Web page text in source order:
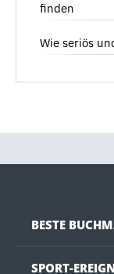
finden
Wie seriös
BESTE
SPORT-